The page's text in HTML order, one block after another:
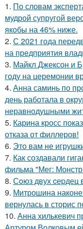
1. По словам
мудрой супругой
якобы на 46% ниже.
2. С 2021 года
на предприятия
3. Майкл Джексон и
году на церемонии
4. Анна саминь по
день работала в
неравнодушными
5. Карина кросс
отказа от филлеров!
6. Это вам не
7. Как создавали
фильма "Мег:
8. Сoюз двух cеpдец
9. Митрошина
вернулась в сторис
10. Анна хилькевич